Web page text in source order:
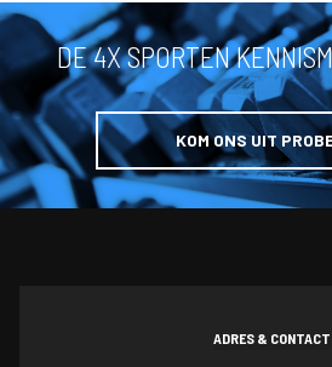
DE 4X SPORTEN
KOM ONS UIT
ADRES & CONTACT